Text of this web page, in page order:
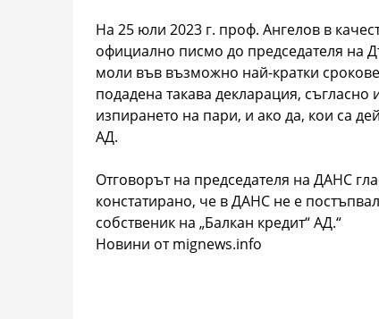
На 25 юли 2023 г. проф. Ангелов в
официално писмо до председателя на
моли във възможно най-кратки
подадена такава декларация,
изпирането на пари, и ако да, кои са
АД.
Отговорът на председателя на ДАНС
констатирано, че в ДАНС не е
собственик на „Балкан кредит“ АД.“
Новини от mignews.info